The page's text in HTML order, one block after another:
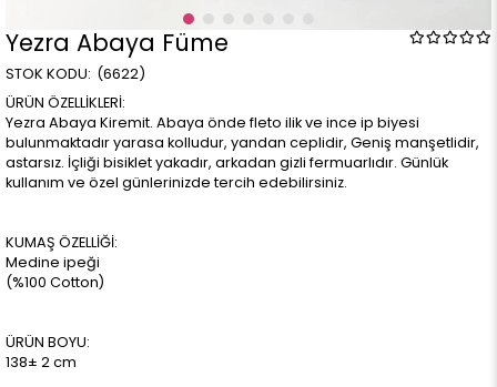
Yezra Abaya Füme
(6622)
ÜRÜN ÖZELLİKLERİ:
Yezra Abaya Kiremit. Abaya önde fleto ilik ve ince ip biyesi
bulunmaktadır yarasa kolludur, yandan ceplidir, Geniş manşetlidir,
astarsız. İçliği bisiklet yakadır, arkadan gizli fermuarlıdır. Günlük
kullanım ve özel günlerinizde tercih edebilirsiniz.
KUMAŞ ÖZELLİĞİ:
Medine ipeği
(%100 Cotton)
ÜRÜN BOYU:
138± 2 cm